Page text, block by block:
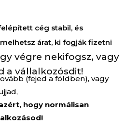
cég stabil, és
árat, ki fogják fizetni
végre nekifogsz, vagy
a vállalkozósdit!
(fejed a földben), vagy
hogy normálisan